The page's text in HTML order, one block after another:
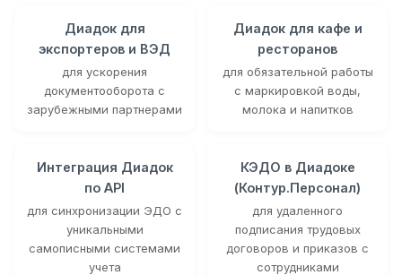
Диадок для
экспортеров и ВЭД
для ускорения
документооборота с
зарубежными партнерами
Диадок для кафе и
ресторанов
для обязательной работы
с маркировкой воды,
молока и напитков
Интеграция Диадок
по API
для синхронизации ЭДО с
уникальными
самописными системами
учета
КЭДО в Диадоке
(Контур.Персонал)
для удаленного
подписания трудовых
договоров и приказов с
сотрудниками